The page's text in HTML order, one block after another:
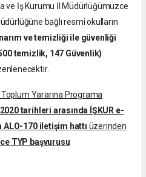
ve İş Kurumu İl Müdürlüğümüzce
bağlı resmi okulların
ve temizliği ilegüvenliği
temizlik, 147 Güvenlik)
Yararına Programa
tarihleri arasında İŞKUR e-
ALO-170 iletişim hattı üzerinden
TYP başvurusu